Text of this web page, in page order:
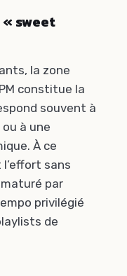
« sweet
la zone
constitue la
souvent à
à une
À ce
sans
par
privilégié
de